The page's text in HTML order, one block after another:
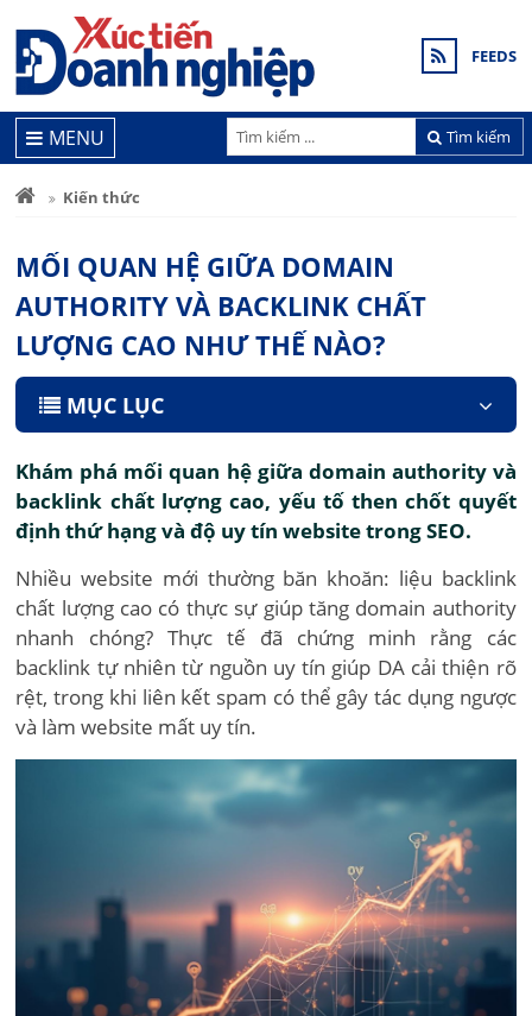
FEEDS
Tìm kiếm
MENU
Kiến thức
MỐI QUAN HỆ GIỮA DOMAIN
AUTHORITY VÀ BACKLINK CHẤT
LƯỢNG CAO NHƯ THẾ NÀO?
MỤC LỤC
Khám phá mối quan hệ giữa domain authority và
backlink chất lượng cao, yếu tố then chốt quyết
định thứ hạng và độ uy tín website trong SEO.
Nhiều website mới thường băn khoăn: liệu backlink
chất lượng cao có thực sự giúp tăng domain authority
nhanh chóng? Thực tế đã chứng minh rằng các
backlink tự nhiên từ nguồn uy tín giúp DA cải thiện rõ
rệt, trong khi liên kết spam có thể gây tác dụng ngược
và làm website mất uy tín.